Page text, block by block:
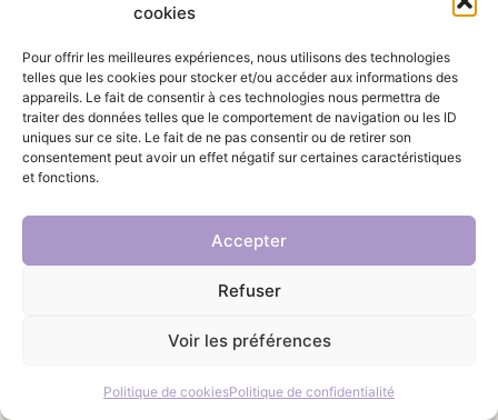
cookies
Pour offrir les meilleures expériences, nous utilisons des technologies
telles que les cookies pour stocker et/ou accéder aux informations des
appareils. Le fait de consentir à ces technologies nous permettra de
traiter des données telles que le comportement de navigation ou les ID
uniques sur ce site. Le fait de ne pas consentir ou de retirer son
consentement peut avoir un effet négatif sur certaines caractéristiques
et fonctions.
Accepter
Refuser
Voir les préférences
Politique de cookiesPolitique de confidentialité
@INSTAGRAM
© 2025 Vivement Provence – Created by Loïc PASTOR